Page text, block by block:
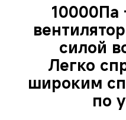
силой
Легко
широким
по